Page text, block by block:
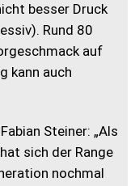
besser Druck
Rund 80
auf
kann auch